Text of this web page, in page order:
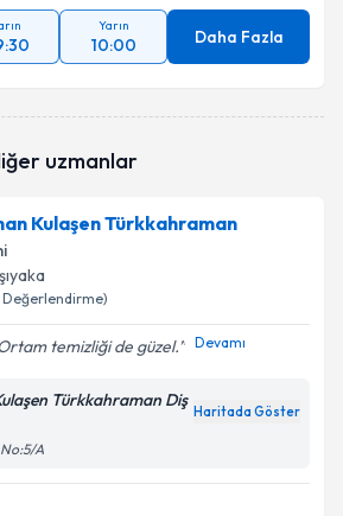
Yarın
10:00 Daha Fazla
uzmanlar
Kulaşen Türkkahraman
Değerlendirme)
temizliği de güzel. Devamı
Türkkahraman Diş
Haritada Göster
A